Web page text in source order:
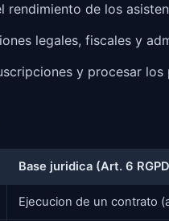
rendimiento de los
legales, fiscales y
y procesar
Base juridica (Art. 6
Ejecucion de un contrato